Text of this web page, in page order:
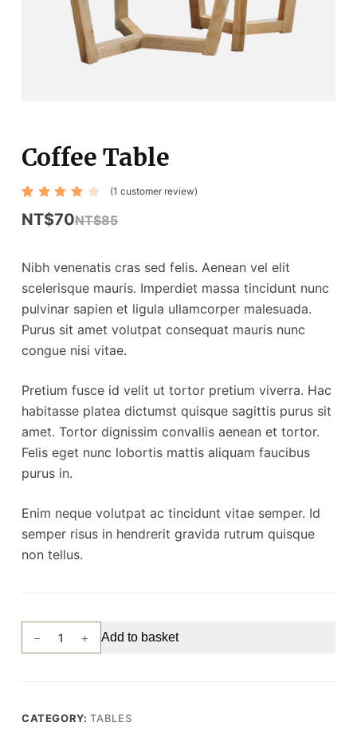
Coffee Table
4.00
out of
custo
mer
rating
(1 customer review)
NT$85
NT$70
Nibh venenatis cras sed felis. Aenean vel elit
scelerisque mauris. Imperdiet massa tincidunt nunc
pulvinar sapien et ligula ullamcorper malesuada.
Purus sit amet volutpat consequat mauris nunc
congue nisi vitae.
Pretium fusce id velit ut tortor pretium viverra. Hac
habitasse platea dictumst quisque sagittis purus sit
amet. Tortor dignissim convallis aenean et tortor.
Felis eget nunc lobortis mattis aliquam faucibus
purus in.
Enim neque volutpat ac tincidunt vitae semper. Id
semper risus in hendrerit gravida rutrum quisque
non tellus.
Table
Add to basket
CATEGORY:TABLES